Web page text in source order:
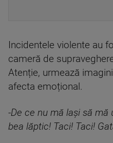
Incidentele violente au
cameră de
Atenție, urmează
afecta emoțional.
-De ce nu mă lași să mă
bea lăptic! Taci! Taci!